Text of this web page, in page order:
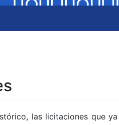
las licitaciones que